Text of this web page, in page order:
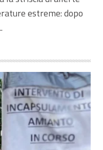
estreme: dopo